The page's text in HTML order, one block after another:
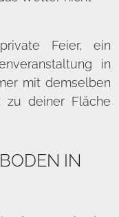
Feier, ein
in
mit demselben
zu deiner Fläche
IN